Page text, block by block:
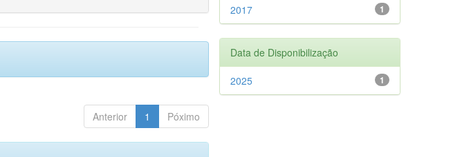
Anterior 1 Póximo
1
2017
Data de Disponibilização
1
2025